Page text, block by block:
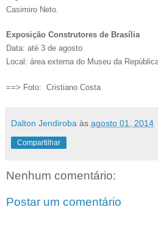
Casimiro Neto.
Exposição Construtores de Brasília
Data: até 3 de agosto
Local: área externa do Museu da
==> Foto: Cristiano Costa
Dalton Jendiroba às agosto 01, 2014
Compartilhar
Nenhum comentário:
Postar um comentário